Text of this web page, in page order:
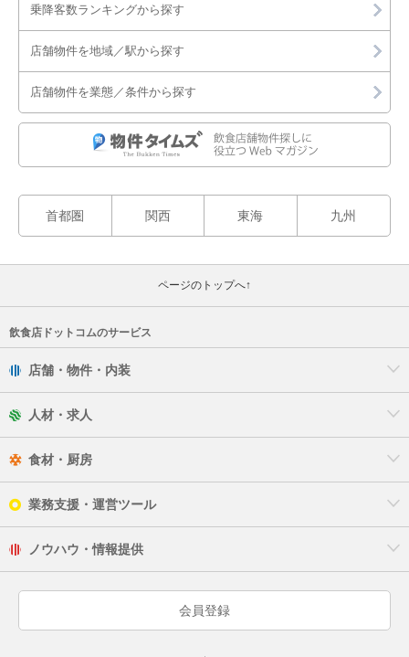
乗降客数ランキングから探す
店舗物件を地域／駅から探す
店舗物件を業態／条件から探す
首都圏 関西 東海 九州
ページのトップへ↑
飲食店ドットコムのサービス
店舗・物件・内装
人材・求人
食材・厨房
業務支援・運営ツール
ノウハウ・情報提供
会員登録